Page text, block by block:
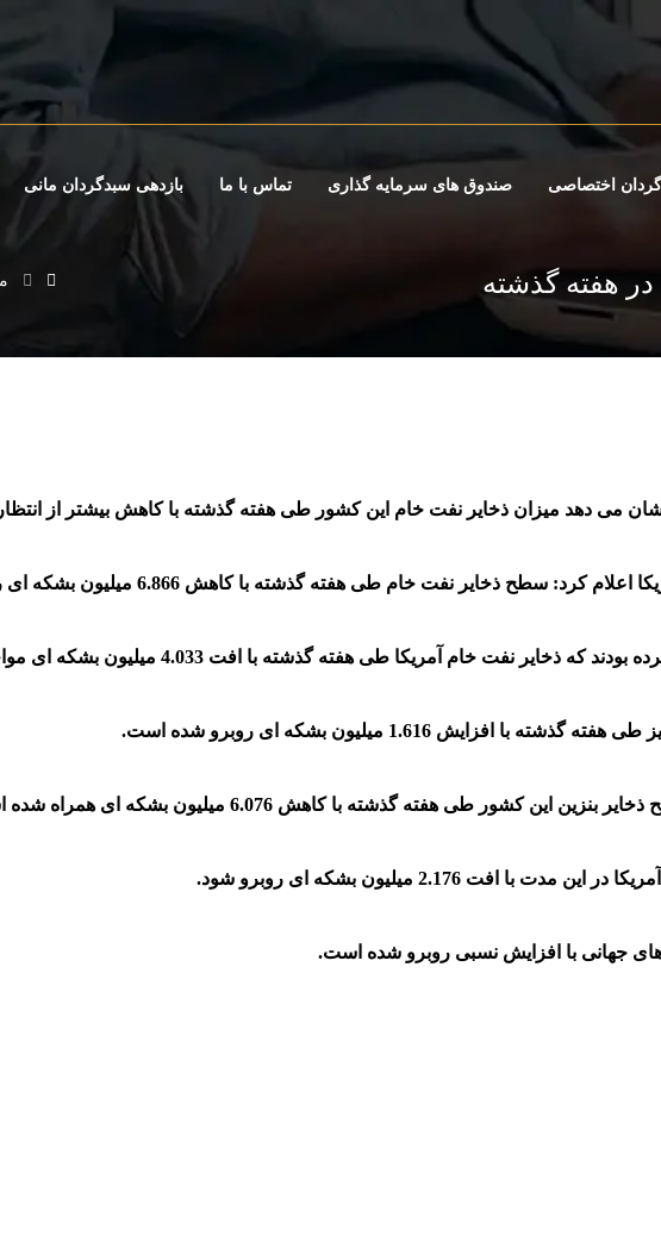
اختصاصی صندوق های سرمایه گذاری تماس با ما بازدهی سبدگردان مانی
هفته گذشته
نشان می دهد میزان ذخایر نفت خام این کشور طی هفته گذشته با کاهش بیشتر از
سطح ذخایر نفت خام طی هفته گذشته با کاهش 6.866 میلیون بشکه ای روبرو شده است.
نفت خام آمریکا طی هفته گذشته با افت 4.033 میلیون بشکه ای مواجه گردد.
1.616 میلیون بشکه ای روبرو شده است.
کشور طی هفته گذشته با کاهش 6.076 میلیون بشکه ای همراه شده است.
افت 2.176 میلیون بشکه ای روبرو شود.
جهانی با افزایش نسبی روبرو شده است.